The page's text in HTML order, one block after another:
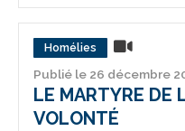
Homélies
Publié le 26 décembre
LE MARTYRE DE
VOLONTÉ